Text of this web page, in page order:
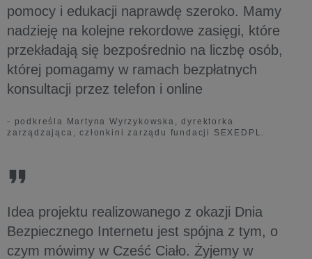
pomocy i edukacji naprawdę szeroko. Mamy
nadzieję na kolejne rekordowe zasięgi, które
przekładają się bezpośrednio na liczbę osób,
której pomagamy w ramach bezpłatnych
konsultacji przez telefon i online
- podkreśla Martyna Wyrzykowska, dyrektorka
zarządzająca, członkini zarządu fundacji SEXEDPL.
Idea projektu realizowanego z okazji Dnia
Bezpiecznego Internetu jest spójna z tym, o
czym mówimy w Cześć Ciało. Żyjemy w